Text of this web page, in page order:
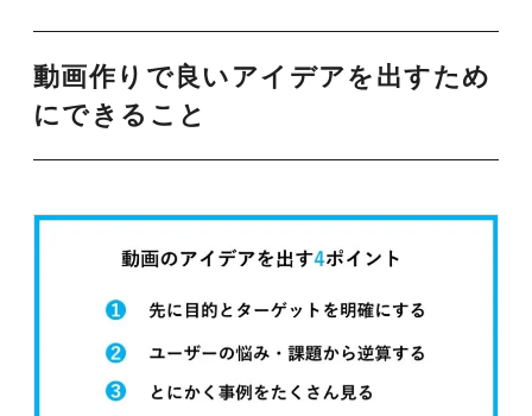
動画作りで良いアイデアを出すため
にできること